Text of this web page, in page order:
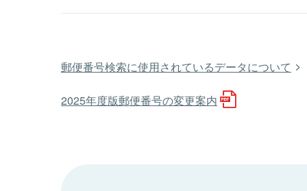
郵便番号検索に使用されているデータについて
2025年度版郵便番号の変更案内